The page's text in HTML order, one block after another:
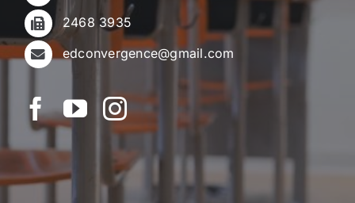
2468 3935
edconvergence@gmail.com